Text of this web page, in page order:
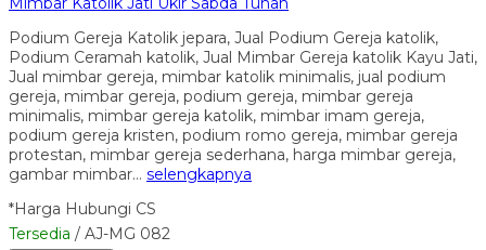
Podium Gereja Katolik jepara, Jual Podium Gereja katolik,
Podium Ceramah katolik, Jual Mimbar Gereja katolik Kayu Jati,
Jual mimbar gereja, mimbar katolik minimalis, jual podium
gereja, mimbar gereja, podium gereja, mimbar gereja
minimalis, mimbar gereja katolik, mimbar imam gereja,
podium gereja kristen, podium romo gereja, mimbar gereja
protestan, mimbar gereja sederhana, harga mimbar gereja,
gambar mimbar… selengkapnya
*Harga Hubungi CS
Tersedia / AJ-MG 082